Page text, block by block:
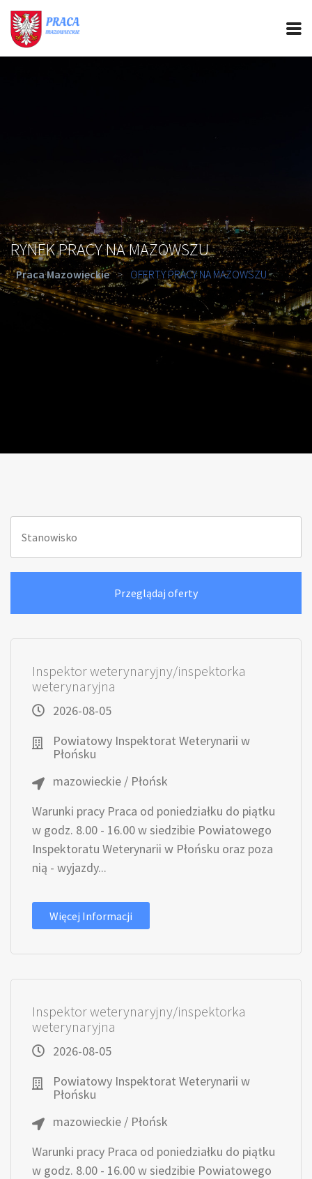
RYNEK PRACY NA MAZOWSZU
Praca Mazowieckie > OFERTY PRACY NA MAZOWSZU
Inspektor weterynaryjny/inspektorka
weterynaryjna
2026-08-05
Powiatowy Inspektorat Weterynarii w
Płońsku
mazowieckie / Płońsk
Warunki pracy Praca od poniedziałku do piątku
w godz. 8.00 - 16.00 w siedzibie Powiatowego
Inspektoratu Weterynarii w Płońsku oraz poza
nią - wyjazdy...
Więcej Informacji
Inspektor weterynaryjny/inspektorka
weterynaryjna
2026-08-05
Powiatowy Inspektorat Weterynarii w
Płońsku
mazowieckie / Płońsk
Warunki pracy Praca od poniedziałku do piątku
w godz. 8.00 - 16.00 w siedzibie Powiatowego